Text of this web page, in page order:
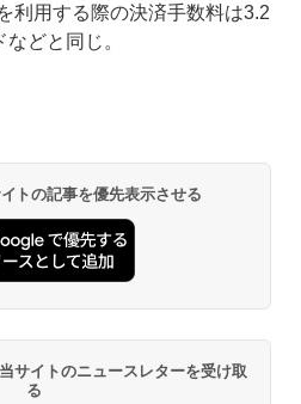
利用する際の決済手数料は3.2
どと同じ。
トの記事を優先表示させる
サイトのニュースレターを受け取
る